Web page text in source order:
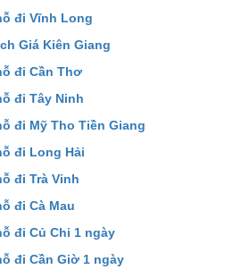
đi Vĩnh Long
Giá Kiên Giang
đi Cần Thơ
đi Tây Ninh
đi Mỹ Tho Tiền Giang
đi Long Hải
đi Trà Vinh
đi Cà Mau
đi Củ Chi 1 ngày
đi Cần Giờ 1 ngày